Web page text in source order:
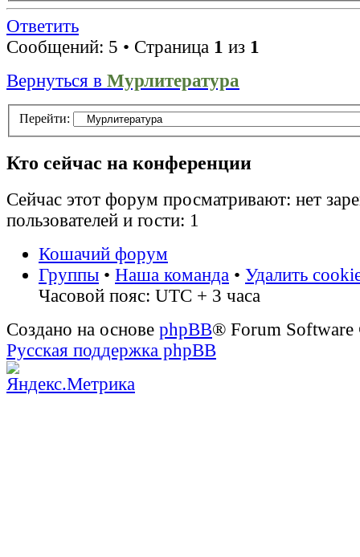
Ответить
Сообщений: 5 • Страница 1 из 1
Вернуться в Мурлитература
Перейти:
Кто сейчас на конференции
Сейчас этот форум просматривают: нет
пользователей и гости: 1
Кошачий форум
Группы • Наша команда • Удалить
Часовой пояс: UTC + 3 часа
Создано на основе phpBB® Forum
Русская поддержка phpBB